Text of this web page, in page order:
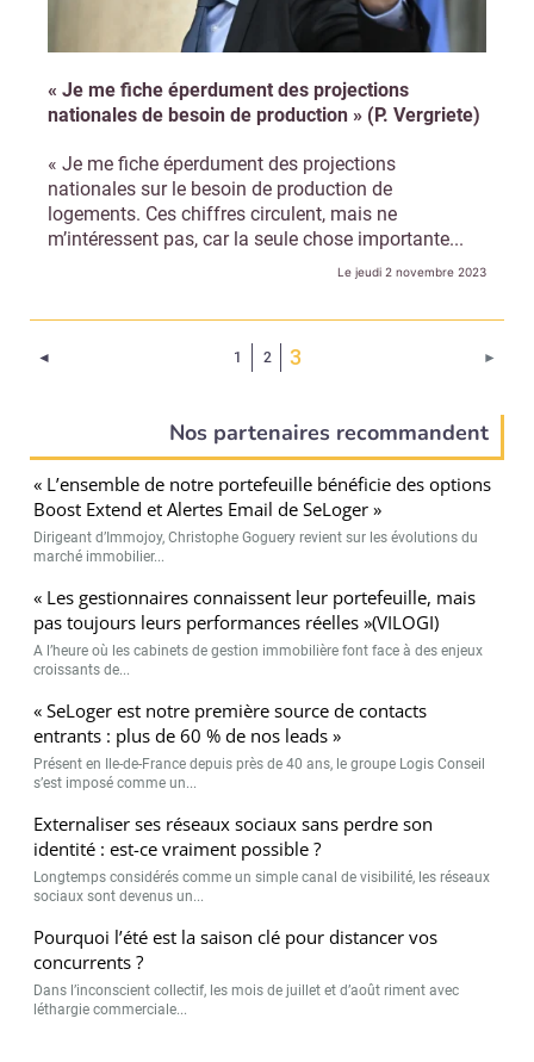
« Je me fiche éperdument des projections
nationales de besoin de production » (P. Vergriete)
« Je me fiche éperdument des projections
nationales sur le besoin de production de
logements. Ces chiffres circulent, mais ne
m’intéressent pas, car la seule chose importante...
Le jeudi 2 novembre 2023
◄ 1 2 3(Page courante) ►
Nos partenaires recommandent
« L’ensemble de notre portefeuille bénéficie des options
Boost Extend et Alertes Email de SeLoger »
Dirigeant d’Immojoy, Christophe Goguery revient sur les évolutions du
marché immobilier...
« Les gestionnaires connaissent leur portefeuille, mais
pas toujours leurs performances réelles »(VILOGI)
A l’heure où les cabinets de gestion immobilière font face à des enjeux
croissants de...
« SeLoger est notre première source de contacts
entrants : plus de 60 % de nos leads »
Présent en Ile-de-France depuis près de 40 ans, le groupe Logis Conseil
s’est imposé comme un...
Externaliser ses réseaux sociaux sans perdre son
identité : est-ce vraiment possible ?
Longtemps considérés comme un simple canal de visibilité, les réseaux
sociaux sont devenus un...
Pourquoi l’été est la saison clé pour distancer vos
concurrents ?
Dans l’inconscient collectif, les mois de juillet et d’août riment avec
léthargie commerciale...